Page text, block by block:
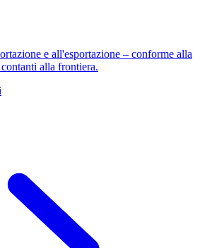
e all'esportazione – conforme alla
alla frontiera.